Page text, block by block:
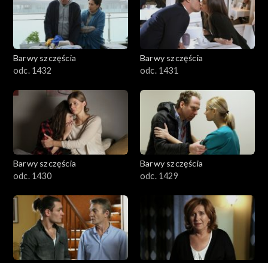
Barwy szczęścia
odc. 1432
Barwy szczęścia
odc. 1431
Barwy szczęścia
odc. 1430
Barwy szczęścia
odc. 1429